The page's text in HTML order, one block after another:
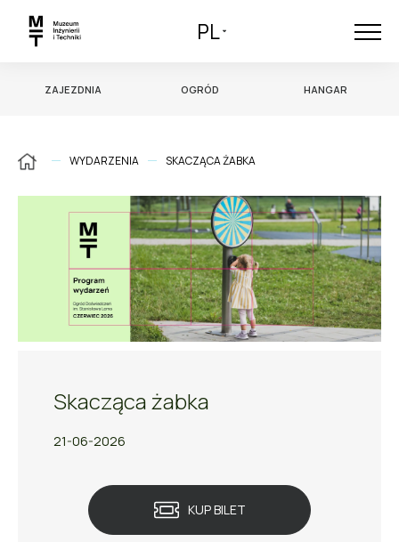
PL
ZAJEZDNIA OGRÓD HANGAR
WYDARZENIA SKACZĄCA ŻABKA
Skacząca żabka
21-06-2026
KUP BILET